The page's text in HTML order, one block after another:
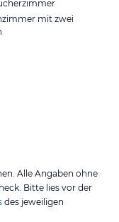
mit zwei
Alle Angaben ohne
Bitte lies vor der
des jeweiligen